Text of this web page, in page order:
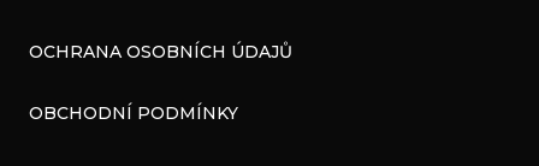
OCHRANA OSOBNÍCH ÚDAJŮ
OBCHODNÍ PODMÍNKY